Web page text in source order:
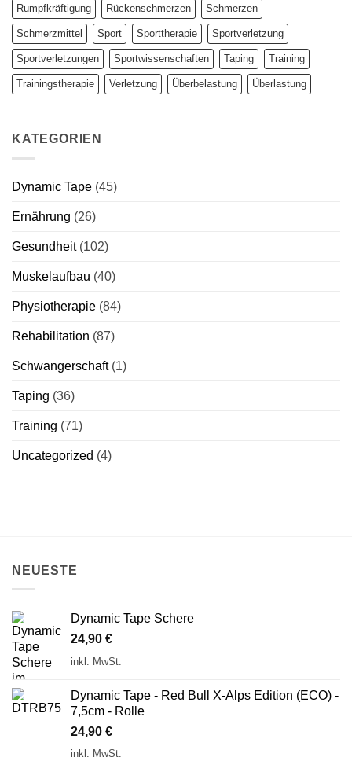
Rumpfkräftigung Rückenschmerzen Schmerzen
Schmerzmittel Sport Sporttherapie Sportverletzung
Sportverletzungen Sportwissenschaften Taping Training
Trainingstherapie Verletzung Überbelastung Überlastung
KATEGORIEN
Dynamic Tape (45)
Ernährung (26)
Gesundheit(102)
Muskelaufbau (40)
Physiotherapie (84)
Rehabilitation (87)
Schwangerschaft(1)
Taping (36)
Training (71)
Uncategorized (4)
NEUESTE
Dynamic Tape Schere
24,90 €
inkl. MwSt.
Dynamic Tape - Red Bull X-Alps Edition (ECO) -
7,5cm - Rolle
24,90 €
inkl. MwSt.